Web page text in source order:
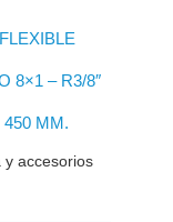
8×1 – R3/8″
450 MM.
y accesorios